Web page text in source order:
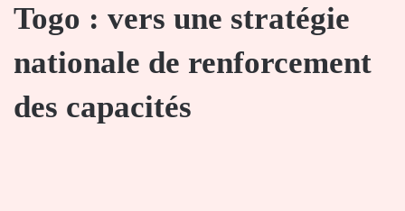
Togo : vers une stratégie
nationale de renforcement
des capacités